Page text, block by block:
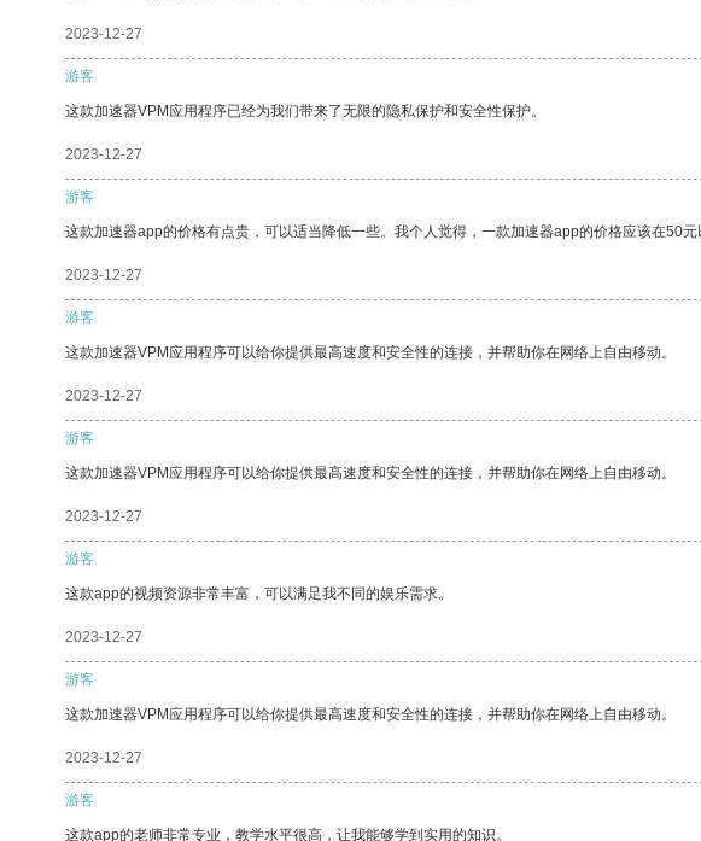
2023-12-27
游客
这款加速器VPM应用程序已经为我们带来了无限的隐私保护和安全性保护。
2023-12-27
游客
这款加速器app的价格有点贵，可以适当降低一些。我个人觉得，一款加速器app的价格应该在50元
2023-12-27
游客
这款加速器VPM应用程序可以给你提供最高速度和安全性的连接，并帮助你在网络上自由移动。
2023-12-27
游客
这款加速器VPM应用程序可以给你提供最高速度和安全性的连接，并帮助你在网络上自由移动。
2023-12-27
游客
这款app的视频资源非常丰富，可以满足我不同的娱乐需求。
2023-12-27
游客
这款加速器VPM应用程序可以给你提供最高速度和安全性的连接，并帮助你在网络上自由移动。
2023-12-27
游客
这款app的老师非常专业，教学水平很高，让我能够学到实用的知识。